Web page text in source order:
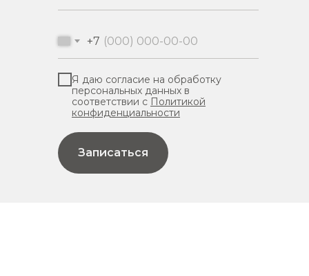
+7
Я даю согласие на обработку
персональных данных в
соответствии с Политикой
конфиденциальности
Записаться